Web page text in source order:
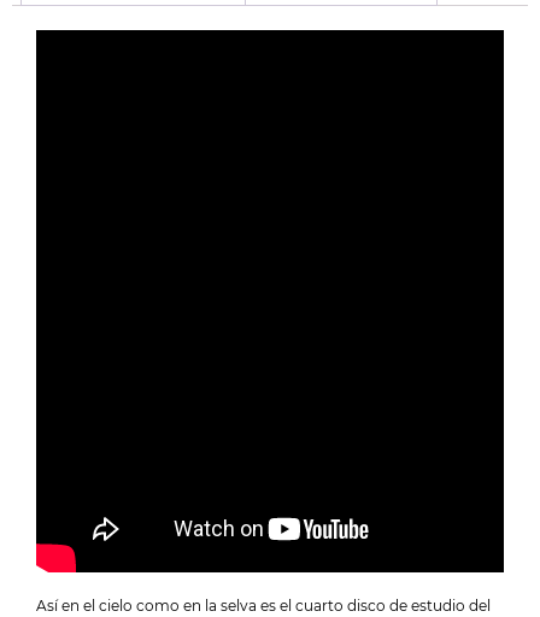
Así en el cielo como en la selva es el cuarto disco de estudio del